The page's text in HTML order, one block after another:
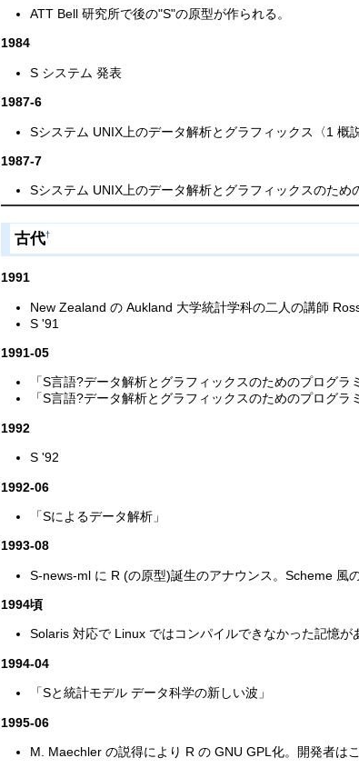
ATT Bell 研究所で後の"S"の原型が作られる。
1984
S システム 発表
1987-6
Sシステム UNIX上のデータ解析とグラフィックス〈1 概説
1987-7
Sシステム UNIX上のデータ解析とグラフィックスのため
古代†
1991
New Zealand の Aukland 大学統計学科の二人の講師
S '91
1991-05
「S言語?データ解析とグラフィックスのためのプログラ
「S言語?データ解析とグラフィックスのためのプログラ
1992
S '92
1992-06
「Sによるデータ解析」
1993-08
S-news-ml に R (の原型)誕生のアナウンス。Scheme 風
1994頃
Solaris 対応で Linux ではコンパイルできなかった記憶が
1994-04
「Sと統計モデル データ科学の新しい波」
1995-06
M. Maechler の説得により R の GNU GPL化。開発者は